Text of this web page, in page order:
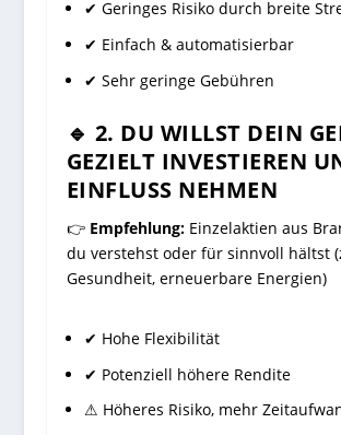
✔ Geringes Risiko durch breite
✔ Einfach & automatisierbar
✔ Sehr geringe Gebühren
🔹 2. DU WILLST DEIN
GEZIELT INVESTIEREN
EINFLUSS NEHMEN
👉 Empfehlung:Einzelaktien aus
du verstehst oder für sinnvoll hältst
Gesundheit, erneuerbare Energien)
✔ Hohe Flexibilität
✔ Potenziell höhere Rendite
⚠ Höheres Risiko, mehr